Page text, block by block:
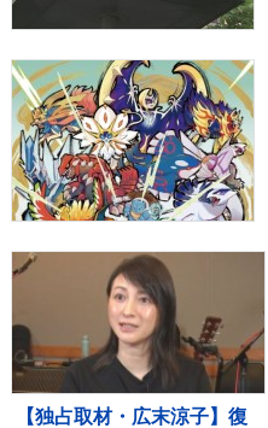
【独占取材・広末涼子】復